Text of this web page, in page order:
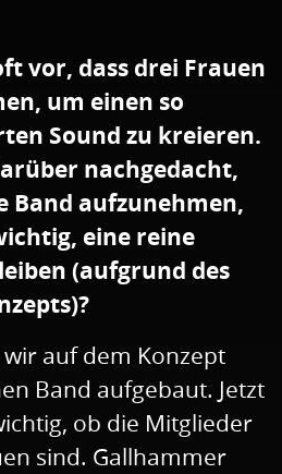
vor, dass drei Frauen
um einen so
Sound zu kreieren.
nachgedacht,
Band aufzunehmen,
eine reine
(aufgrund des
auf dem Konzept
Band aufgebaut. Jetzt
ob die Mitglieder
sind. Gallhammer